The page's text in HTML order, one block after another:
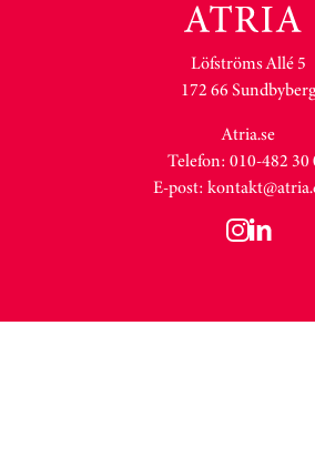
Löfströms Allé 5
172 66 Sundbyberg
Atria.se
Telefon: 010-482 30
E-post: